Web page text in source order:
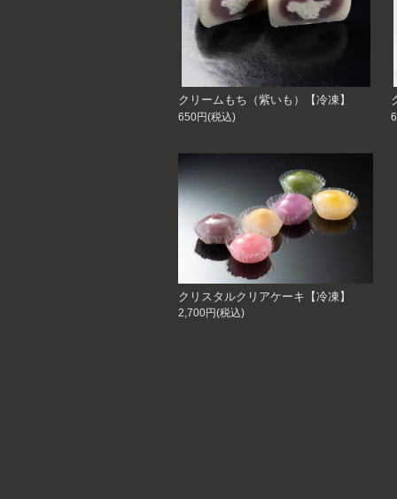
クリームもち（紫いも）【冷凍】
650円(税込)
クリスタルクリアケーキ【冷凍】
2,700円(税込)